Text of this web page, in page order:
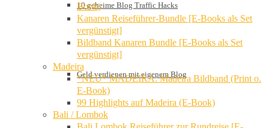
10 geheime Blog Traffic Hacks
Geld verdienen mit eigenem Blog
Book)
Kanaren Reiseführer-Bundle [E-Books als Set
vergünstigt]
Bildband Kanaren Bundle [E-Books als Set
vergünstigt]
Madeira
*NEU* MADEIRA: Madeira Bildband (Print o.
E-Book)
99 Highlights auf Madeira (E-Book)
Bali / Lombok